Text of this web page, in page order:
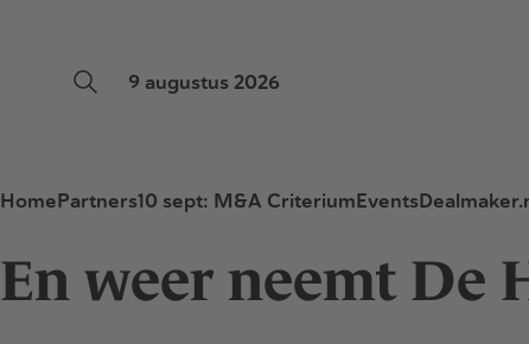
9 augustus 2026
HomePartners10 sept: M&A CriteriumEvents
En weer neemt De